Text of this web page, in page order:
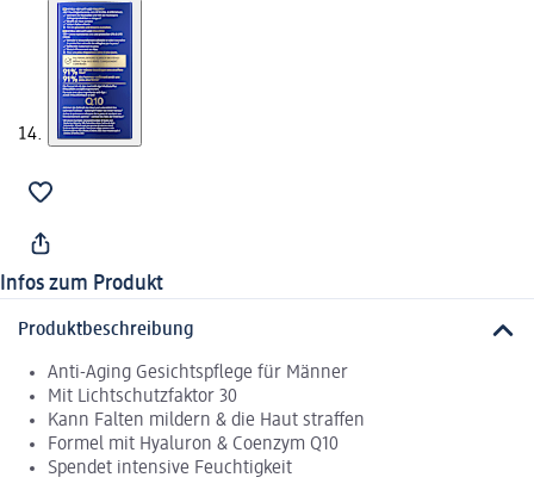
Infos zum Produkt
Produktbeschreibung
Anti-Aging Gesichtspflege für Männer
Mit Lichtschutzfaktor 30
Kann Falten mildern & die Haut straffen
Formel mit Hyaluron & Coenzym Q10
Spendet intensive Feuchtigkeit